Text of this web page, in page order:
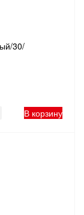
30/
В корзину